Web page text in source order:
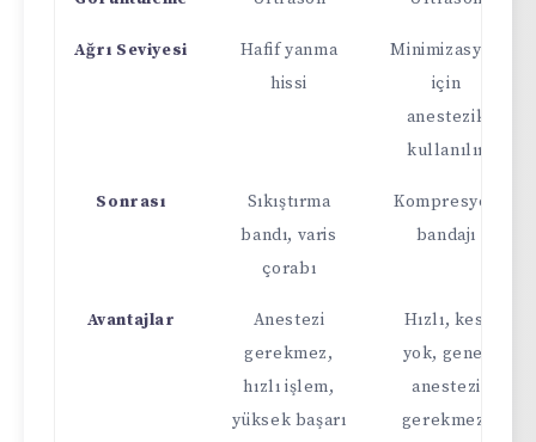
Ağrı Seviyesi
Hafif yanma
hissi
Minimizasyon
için
anestezik
kullanılır
Sonrası
Sıkıştırma
bandı, varis
çorabı
Kompresyon
bandajı
Avantajlar
Anestezi
gerekmez,
hızlı işlem,
yüksek başarı
Hızlı, kesi
yok, genel
anestezi
gerekmez,